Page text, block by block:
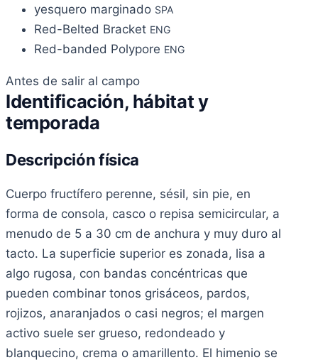
yesquero marginado SPA
Red-Belted Bracket ENG
Red-banded Polypore ENG
Antes de salir al campo
Identificación, hábitat y
temporada
Descripción física
Cuerpo fructífero perenne, sésil, sin pie, en
forma de consola, casco o repisa semicircular, a
menudo de 5 a 30 cm de anchura y muy duro al
tacto. La superficie superior es zonada, lisa a
algo rugosa, con bandas concéntricas que
pueden combinar tonos grisáceos, pardos,
rojizos, anaranjados o casi negros; el margen
activo suele ser grueso, redondeado y
blanquecino, crema o amarillento. El himenio se